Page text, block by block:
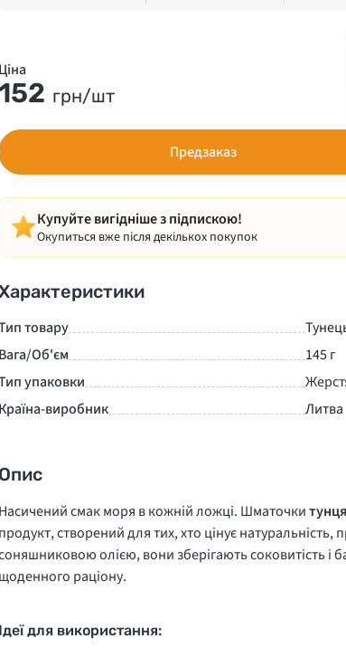
Ціна
грн/шт
Предзаказ
Купуйте вигідніше з підпискою!
Окупиться вже після декількох покупок
товару
Вага/Об'єм
145 г
упаковки
Країна-виробник
Литва
Опис
Насичений смак моря в кожній ложці. Шматочки
продукт, створений для тих, хто цінує натуральність,
олією, вони зберігають соковитість і
щоденного раціону.
Ідеї для використання: